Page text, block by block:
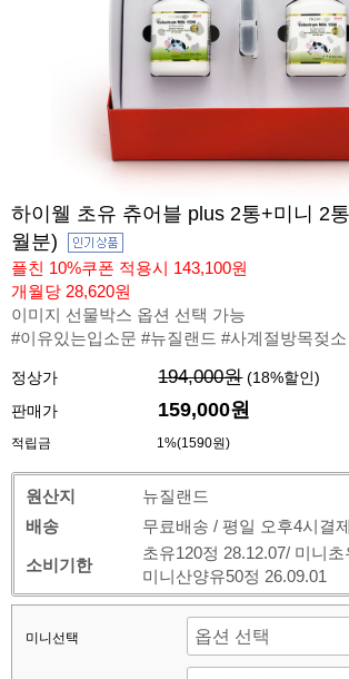
하이웰 초유 츄어블 plus 2통+미니 2
월분)
플친 10%쿠폰 적용시 143,100원
개월당 28,620원
이미지 선물박스 옵션 선택 가능
#이유있는입소문 #뉴질랜드 #사계절방목젖
정상가 194,000원 (18%할인)
판매가
159,000원
적립금 1%(1590원)
원산지
뉴질랜드
배송
무료배송 / 평일 오후4시결
소비기한
초유120정 28.12.07/ 미니
미니산양유50정 26.09.01
미니선택